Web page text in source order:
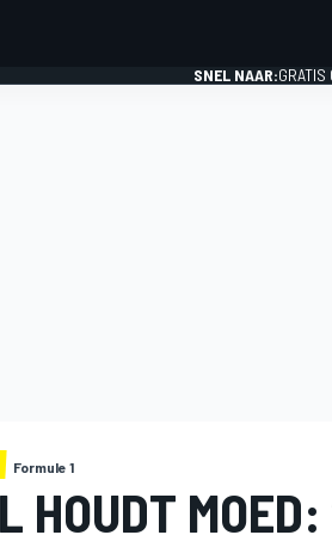
SNEL NAAR:GRATIS
Formule 1
HOUDT